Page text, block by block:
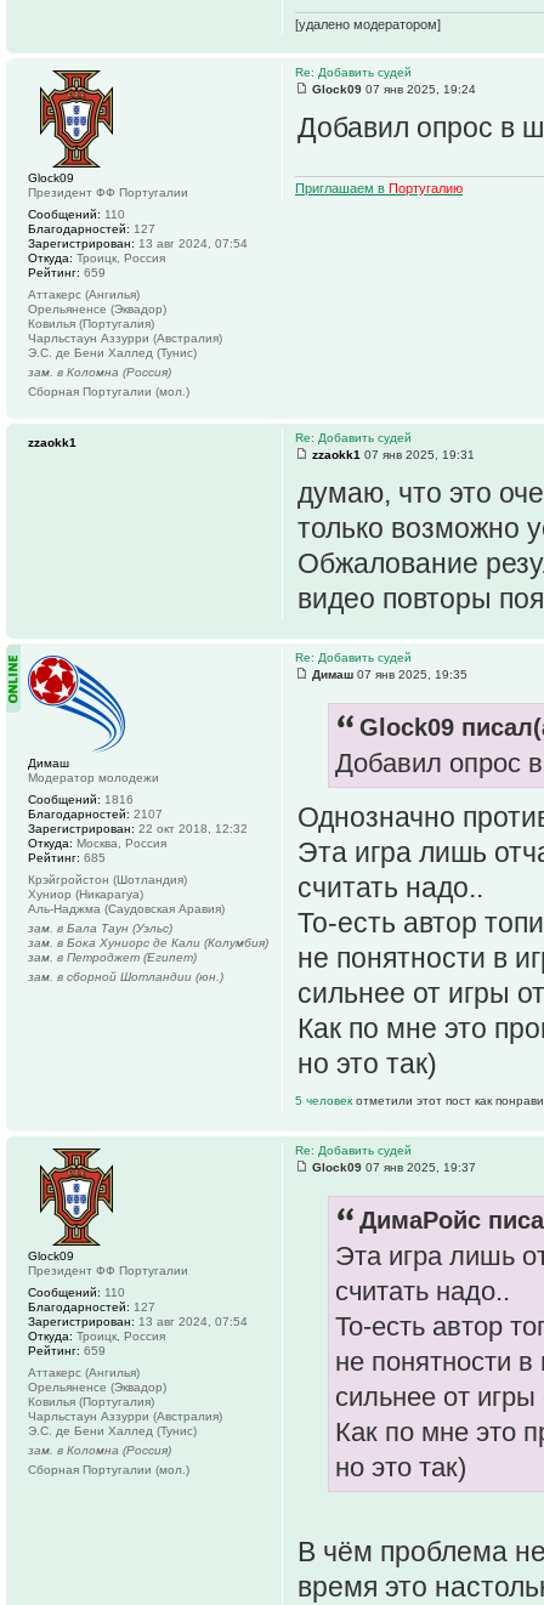
[удалено модератором]
Re: Добавить судей
Glock09 07 янв 2025, 19:24
Добавил опрос в
Приглашаем в Португалию
Glock09
Президент ФФ Португалии
Сообщений: 110
Благодарностей: 127
Зарегистрирован: 13 авг 2024, 07:54
Откуда: Троицк, Россия
Рейтинг: 659
Аттакерс (Ангилья)
Орельяненсе (Эквадор)
Ковилья (Португалия)
Чарльстаун Аззурри (Австралия)
Э.С. де Бени Халлед (Тунис)
зам. в Коломна (Россия)
Сборная Португалии (мол.)
Re: Добавить судей
zzaokk1 07 янв 2025, 19:31
думаю, что это
только возможно
Обжалование
видео повторы
zzaokk1
Re: Добавить судей
Димаш 07 янв 2025, 19:35
Glock09
Добавил опрос
Однозначно
Эта игра лишь
считать надо..
То-есть автор
не понятности в
сильнее от игры
Как по мне это
но это так)
5 человек отметили этот пост как
Димаш
Модератор молодежи
Сообщений: 1816
Благодарностей: 2107
Зарегистрирован: 22 окт 2018, 12:32
Откуда: Москва, Россия
Рейтинг: 685
Крэйгройстон (Шотландия)
Хуниор (Никарагуа)
Аль-Наджма (Саудовская Аравия)
зам. в Бала Таун (Уэльс)
зам. в Бока Хуниорс де Кали (Колумбия)
зам. в Петроджет (Египет)
зам. в сборной Шотландии (юн.)
Re: Добавить судей
Glock09 07 янв 2025, 19:37
ДимаРойс
Эта игра лишь
считать надо..
То-есть автор
не понятности
сильнее от игры
Как по мне это
но это так)
В чём проблема
время это
Glock09
Президент ФФ Португалии
Сообщений: 110
Благодарностей: 127
Зарегистрирован: 13 авг 2024, 07:54
Откуда: Троицк, Россия
Рейтинг: 659
Аттакерс (Ангилья)
Орельяненсе (Эквадор)
Ковилья (Португалия)
Чарльстаун Аззурри (Австралия)
Э.С. де Бени Халлед (Тунис)
зам. в Коломна (Россия)
Сборная Португалии (мол.)